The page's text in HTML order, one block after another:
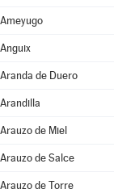
Ameyugo
Anguix
Aranda de Duero
Arandilla
Arauzo de Miel
Arauzo de Salce
Arauzo de Torre